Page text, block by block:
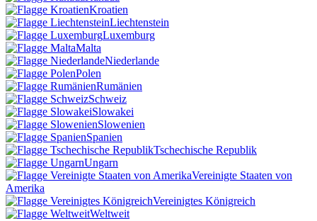
Kroatien
Liechtenstein
Luxemburg
Malta
Niederlande
Polen
Rumänien
Schweiz
Slowakei
Slowenien
Spanien
Tschechische Republik
Ungarn
Vereinigte Staaten von
Amerika
Vereinigtes Königreich
Weltweit